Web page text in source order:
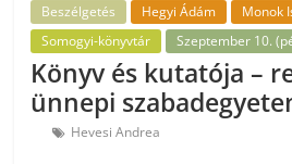
Beszélgetés Hegyi Ádám Monok
Somogyi-könyvtár
Szeptember 10.
Könyv és kutatója –
ünnepi
Hevesi Andrea